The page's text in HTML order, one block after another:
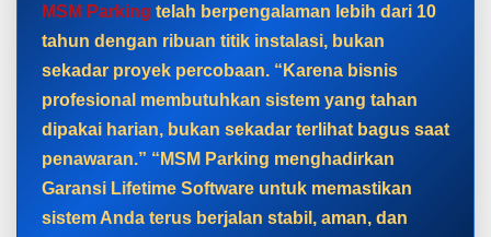
MSM Parking telah berpengalaman lebih dari 10
tahun dengan ribuan titik instalasi, bukan
sekadar proyek percobaan. “Karena bisnis
profesional membutuhkan sistem yang tahan
dipakai harian, bukan sekadar terlihat bagus saat
penawaran.” “MSM Parking menghadirkan
Garansi Lifetime Software untuk memastikan
sistem Anda terus berjalan stabil, aman, dan